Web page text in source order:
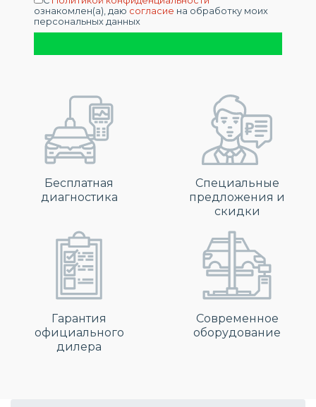
ознакомлен(а), даю согласие на обработку моих
персональных данных
Бесплатная
диагностика
Специальные
предложения и
скидки
Гарантия
официального
дилера
Современное
оборудование